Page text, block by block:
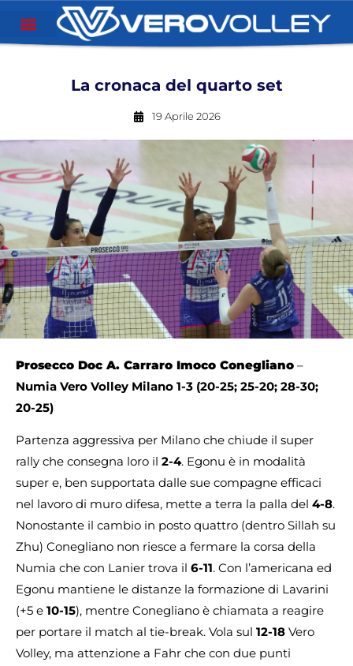
La cronaca del quarto set
19 Aprile 2026
Prosecco Doc A. Carraro Imoco Conegliano –
Numia Vero Volley Milano 1-3 (20-25; 25-20; 28-30;
20-25)
Partenza aggressiva per Milano che chiude il super
rally che consegna loro il 2-4. Egonu è in modalità
super e, ben supportata dalle sue compagne efficaci
nel lavoro di muro difesa, mette a terra la palla del 4-8.
Nonostante il cambio in posto quattro (dentro Sillah su
Zhu) Conegliano non riesce a fermare la corsa della
Numia che con Lanier trova il 6-11. Con l’americana ed
Egonu mantiene le distanze la formazione di Lavarini
(+5 e 10-15), mentre Conegliano è chiamata a reagire
per portare il match al tie-break. Vola sul 12-18 Vero
Volley, ma attenzione a Fahr che con due punti